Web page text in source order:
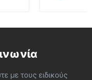
με τους ειδικούς